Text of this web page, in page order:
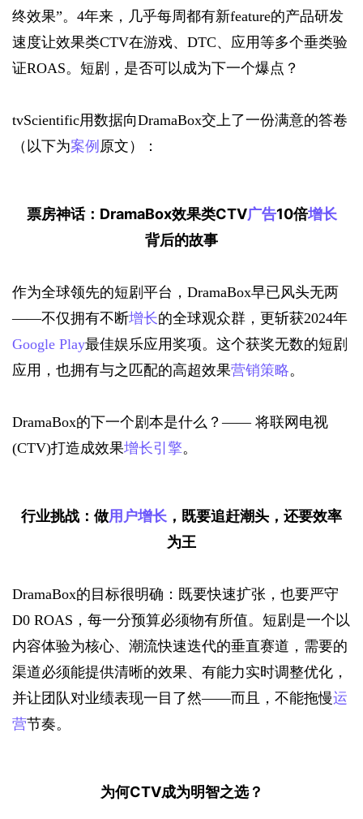
终效果”。4年来，几乎每周都有新feature的产品研发
速度让效果类CTV在游戏、DTC、应用等多个垂类验
证ROAS。短剧，是否可以成为下一个爆点？
tvScientific用数据向DramaBox交上了一份满意的答卷
（以下为案例 原文）：
票房神话： DramaBox效果类CTV广告10倍增长
背后的故事
作为全球领先的短剧平台，DramaBox早已风头无两
——不仅拥有不断增长的全球观众群，更斩获2024年
Google Play最佳娱乐应用奖项。这个获奖无数的短剧
应用，也拥有与之匹配的高超效果营销策略。
DramaBox的下一个剧本是什么？—— 将联网电视
(CTV)打造成效果增长引擎。
行业挑战： 做用户增长 ，既要追赶潮头，还要效率
为王
DramaBox的目标很明确：既要快速扩张，也要严守
D0 ROAS，每一分预算必须物有所值。短剧是一个以
内容体验为核心、潮流快速迭代的垂直赛道，需要的
渠道必须能提供清晰的效果、有能力实时调整优化，
并让团队对业绩表现一目了然——而且，不能拖慢运
营节奏。
为何CTV成为明智之选？